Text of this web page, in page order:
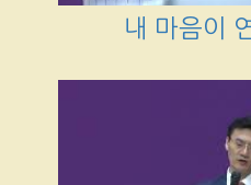
내 마음이